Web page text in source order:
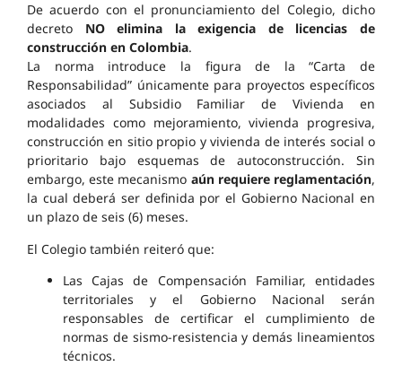
De acuerdo con el pronunciamiento del Colegio, dicho
decreto NO elimina la exigencia de licencias de
construcción en Colombia.
La norma introduce la figura de la “Carta de
Responsabilidad” únicamente para proyectos específicos
asociados al Subsidio Familiar de Vivienda en
modalidades como mejoramiento, vivienda progresiva,
construcción en sitio propio y vivienda de interés social o
prioritario bajo esquemas de autoconstrucción. Sin
embargo, este mecanismo aún requiere reglamentación,
la cual deberá ser definida por el Gobierno Nacional en
un plazo de seis (6) meses.
El Colegio también reiteró que:
Las Cajas de Compensación Familiar, entidades
territoriales y el Gobierno Nacional serán
responsables de certificar el cumplimiento de
normas de sismo-resistencia y demás lineamientos
técnicos.